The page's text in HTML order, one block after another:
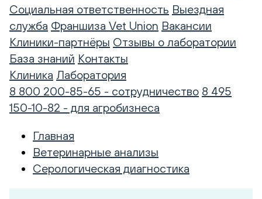
Социальная ответственность Выездная
служба Франшиза Vet Union Вакансии
Клиники-партнёры Отзывы о лаборатории
База знаний Контакты
Клиника Лаборатория
8 800 200-85-65 - сотрудничество 8 495
150-10-82 - для агробизнеса
Главная
Ветеринарные анализы
Серологическая диагностика